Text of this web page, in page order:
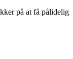
på at få pålidelig